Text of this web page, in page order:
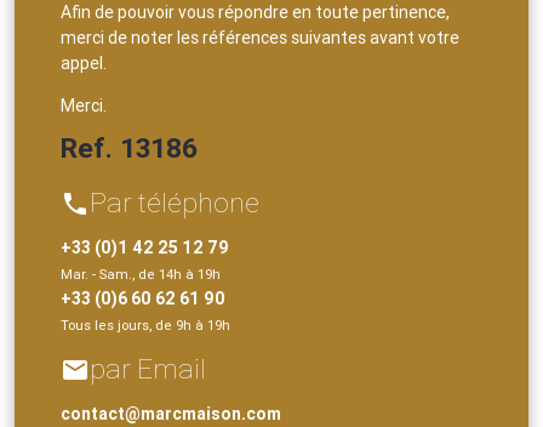
Afin de pouvoir vous répondre en toute pertinence,
merci de noter les références suivantes avant votre
appel.
Merci.
Ref. 13186
phone Par téléphone
+33 (0)1 42 25 12 79
Mar. - Sam., de 14h à 19h
+33 (0)6 60 62 61 90
Tous les jours, de 9h à 19h
emailpar Email
contact@marcmaison.com